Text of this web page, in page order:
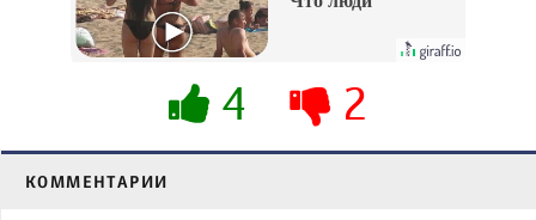
их не видят...
4 2
КОММЕНТАРИИ